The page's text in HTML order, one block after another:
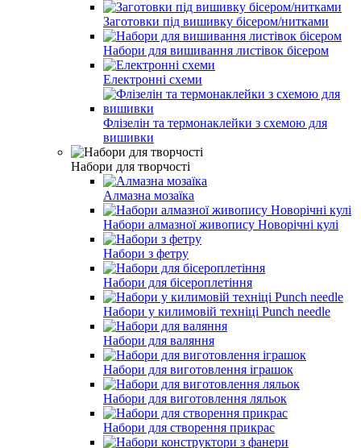
Заготовки під вишивку бісером/нитками
Набори для вишивання листівок бісером
Електронні схеми
Флізелін та термонаклейки з схемою для
вишивки
Набори для творчості
Алмазна мозаїка
Набори алмазної живопису Новорічні кулі
Набори з фетру
Набори для бісероплетіння
Набори у килимовій техніці Punch needle
Набори для валяння
Набори для виготовлення іграшок
Набори для виготовлення ляльок
Набори для створення прикрас